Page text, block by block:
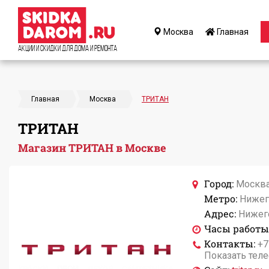
Акции и Скидки для дома и ремонта
Москва Главная
Главная Москва ТРИТАН
ТРИТАН
Магазин ТРИТАН в Москве
Город:
Метро:
Адрес:
Часы
Контакты:
Показать